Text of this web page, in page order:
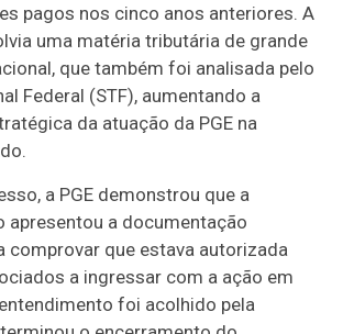
pagos nos cinco anos anteriores. A
uma matéria tributária de grande
que também foi analisada pelo
Federal (STF), aumentando a
da atuação da PGE na
a PGE demonstrou que a
apresentou a documentação
comprovar que estava autorizada
a ingressar com a ação em
foi acolhido pela